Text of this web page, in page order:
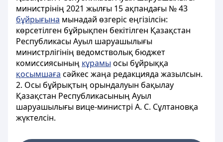
министрінің 2021 жылғы 15 ақпандағы № 43
бұйрығына мынадай өзгеріс еңгізілсін:
көрсетілген бұйрықпен бекітілген Қазақстан
Республикасы Ауыл шаруашылығы
министрлігінің ведомстволық бюджет
комиссиясының кұрамы осы бұйрыққа
қосымшаға сәйкес жаңа редакцияда жазылсын.
2. Осы бұйрықтың орындалуын бақылау
Қазақстан Республикасының Ауыл
шаруашылығы вице-министрі А. С. Сұлтановқа
жүктелсін.